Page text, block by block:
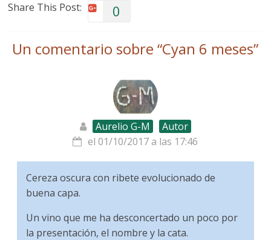
Share This Post: 0
Un comentario sobre “Cyan 6 meses”
Aurelio G-M
Autor
el 01/10/2017 a las 17:46
Cereza oscura con ribete evolucionado de
buena capa.
Un vino que me ha desconcertado un poco por
la presentación, el nombre y la cata.